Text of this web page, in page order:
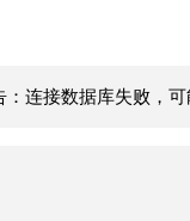
：连接数据库失败，